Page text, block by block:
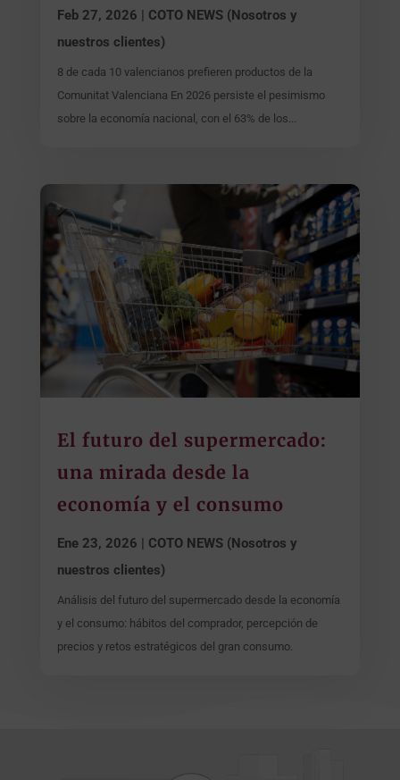
Feb 27, 2026 | COTO NEWS (Nosotros y
nuestros clientes)
8 de cada 10 valencianos prefieren productos de la
Comunitat Valenciana En 2026 persiste el pesimismo
sobre la economía nacional, con el 63% de los...
El futuro del supermercado:
una mirada desde la
economía y el consumo
Ene 23, 2026
COTO NEWS (Nosotros y
nuestros clientes)
Análisis del futuro del supermercado desde la economía
y el consumo: hábitos del comprador, percepción de
precios y retos estratégicos del gran consumo.